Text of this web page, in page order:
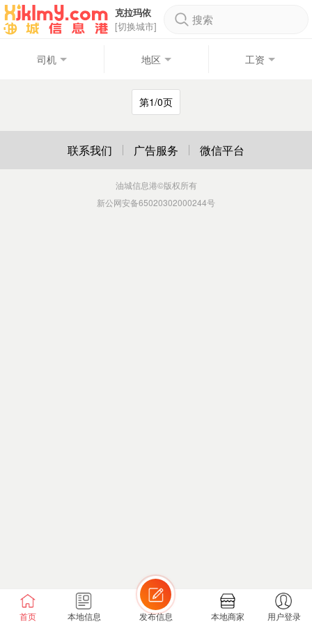
克拉玛依
[切换城市]
搜索
司机 地区 工资
第1/0页
首页 本地信息 发布信息 本地商家 用户登录
联系我们 广告服务 微信平台
油城信息港©版权所有
新公网安备65020302000244号